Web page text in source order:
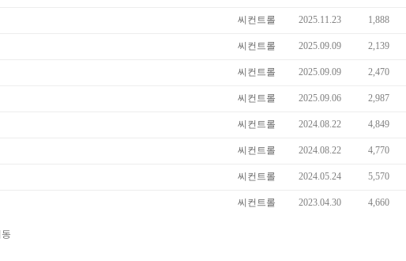
씨컨트롤 2025.11.23 1,888
씨컨트롤 2025.09.09 2,139
씨컨트롤 2025.09.09 2,470
씨컨트롤 2025.09.06 2,987
씨컨트롤 2024.08.22 4,849
씨컨트롤 2024.08.22 4,770
씨컨트롤 2024.05.24 5,570
씨컨트롤 2023.04.30 4,660